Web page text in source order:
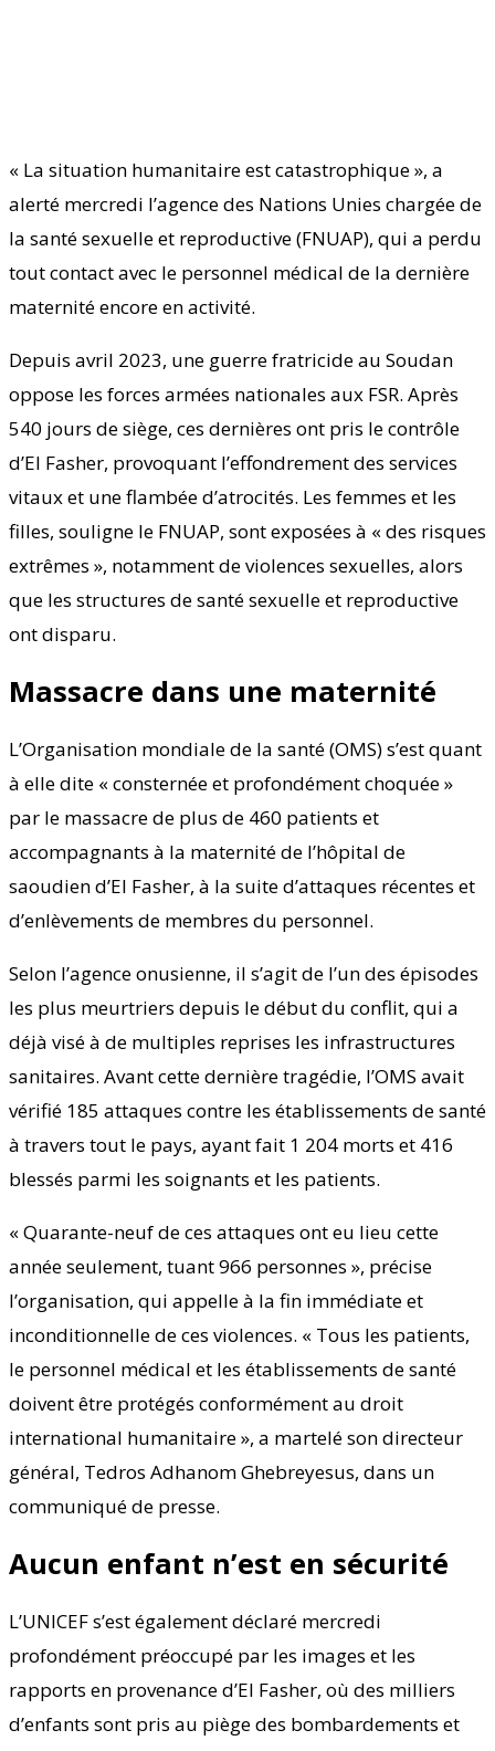
« La situation humanitaire est catastrophique », a
alerté mercredi l’agence des Nations Unies chargée de
la santé sexuelle et reproductive (FNUAP), qui a perdu
tout contact avec le personnel médical de la dernière
maternité encore en activité.
Depuis avril 2023, une guerre fratricide au Soudan
oppose les forces armées nationales aux FSR. Après
540 jours de siège, ces dernières ont pris le contrôle
d’El Fasher, provoquant l’effondrement des services
vitaux et une flambée d’atrocités. Les femmes et les
filles, souligne le FNUAP, sont exposées à « des risques
extrêmes », notamment de violences sexuelles, alors
que les structures de santé sexuelle et reproductive
ont disparu.
Massacre dans une maternité
L’Organisation mondiale de la santé (OMS) s’est quant
à elle dite « consternée et profondément choquée »
par le massacre de plus de 460 patients et
accompagnants à la maternité de l’hôpital de
saoudien d’El Fasher, à la suite d’attaques récentes et
d’enlèvements de membres du personnel.
Selon l’agence onusienne, il s’agit de l’un des épisodes
les plus meurtriers depuis le début du conflit, qui a
déjà visé à de multiples reprises les infrastructures
sanitaires. Avant cette dernière tragédie, l’OMS avait
vérifié 185 attaques contre les établissements de santé
à travers tout le pays, ayant fait 1 204 morts et 416
blessés parmi les soignants et les patients.
« Quarante-neuf de ces attaques ont eu lieu cette
année seulement, tuant 966 personnes », précise
l’organisation, qui appelle à la fin immédiate et
inconditionnelle de ces violences. « Tous les patients,
le personnel médical et les établissements de santé
doivent être protégés conformément au droit
international humanitaire », a martelé son directeur
général, Tedros Adhanom Ghebreyesus, dans un
communiqué de presse.
Aucun enfant n’est en sécurité
L’UNICEF s’est également déclaré mercredi
profondément préoccupé par les images et les
rapports en provenance d’El Fasher, où des milliers
d’enfants sont pris au piège des bombardements et